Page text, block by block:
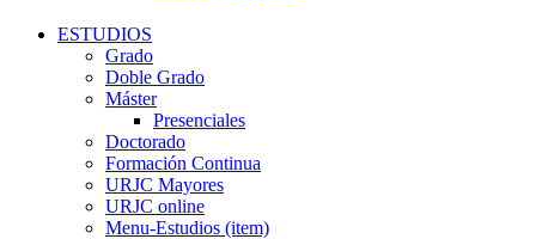
ESTUDIOS
Grado
Doble Grado
Máster
Presenciales
Doctorado
Formación Continua
URJC Mayores
URJC online
Menu-Estudios (item)